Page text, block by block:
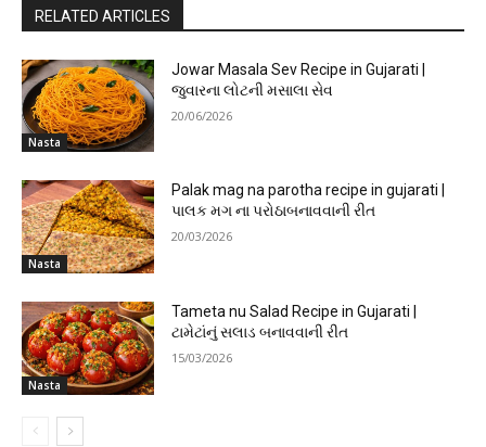
RELATED ARTICLES
Nasta
Jowar Masala Sev Recipe in Gujarati |
જુવારના લોટની મસાલા સેવ
20/06/2026
Nasta
Palak mag na parotha recipe in gujarati |
પાલક મગ ના પરોઠાબનાવવાની રીત
20/03/2026
Nasta
Tameta nu Salad Recipe in Gujarati |
ટામેટાંનું સલાડ બનાવવાની રીત
15/03/2026